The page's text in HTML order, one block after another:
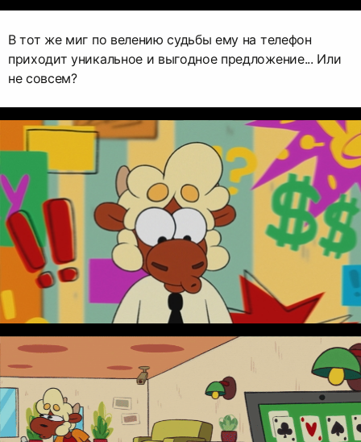
В тот же миг по велению судьбы ему на телефон
приходит уникальное и выгодное предложение... Или
не совсем?